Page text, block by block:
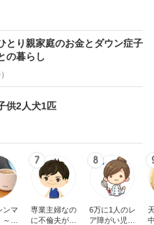
とり親家庭のお金とダウン症子
の暮らし
供2人犬1匹
ンマ
波
7
専業主婦なの
に不倫夫が病
8
6万に1人のレ
ア障がい児と